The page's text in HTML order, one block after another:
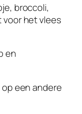
broccoli,
voor het vlees
en
een andere